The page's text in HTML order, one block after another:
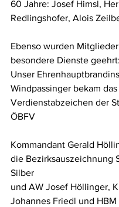
60 Jahre: Josef Himsl,
Redlingshofer, Alois
Ebenso wurden
besondere Dienste geehrt:
Unser
Windpassinger bekam das
Verdienstabzeichen der
ÖBFV
Kommandant Gerald
die Bezirksauszeichnung
Silber
und AW Josef Höllinger,
Johannes Friedl und HBM